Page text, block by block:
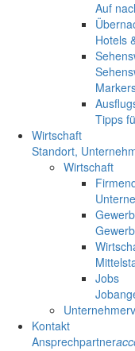
Auf
Hotels
Tipps
Wirtschaft
Standort,
Wirtschaft
Jobs
Kontakt
Ansprechpartner